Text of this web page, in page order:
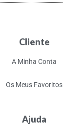
Cliente
A Minha Conta
Os Meus Favoritos
Ajuda